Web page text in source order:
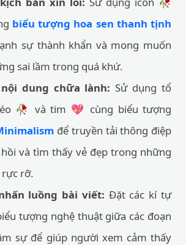
biểu tượng hoa sen thanh tịnh
sự thành khẩn và mong muốn
sai lầm trong quá khứ.
dung chữa lành: Sử dụng tổ
🥀 và tim 💖 cùng biểu tượng
để truyền tải thông điệp
và tìm thấy vẻ đẹp trong những
rỡ.
luồng bài viết: Đặt các kí tự
tượng nghệ thuật giữa các đoạn
sự để giúp người xem cảm thấy